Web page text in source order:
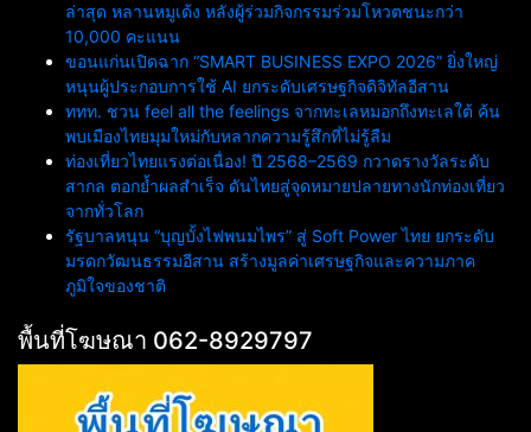
ล่าสุด หลานหมูเด้ง หลังผู้ร่วมกิจกรรมร่วมโหวตชนะกว่า
10,000 คะแนน
ขอนแก่นเปิดฉาก “SMART BUSINESS EXPO 2026” ยิ่งใหญ่
หนุนผู้ประกอบการใช้ AI ยกระดับเศรษฐกิจดิจิทัลอีสาน
ททท. ชวน feel all the feelings จากทะเลหมอกถึงทะเลใต้ ค้น
พบเมืองไทยมุมใหม่กับหลากความรู้สึกที่ไม่รู้ลืม
ท่องเที่ยวไทยแรงต่อเนื่อง! ปี 2568–2569 กวาดรางวัลระดับ
สากล ตอกย้ำผลสำเร็จ ดันไทยสู่จุดหมายปลายทางนักท่องเที่ยว
จากทั่วโลก
รัฐบาลหนุน “บุญบั้งไฟพนมไพร” สู่ Soft Power ไทย ยกระดับ
มรดกวัฒนธรรมอีสาน สร้างมูลค่าเศรษฐกิจและความภาค
ภูมิใจของชาติ
พื้นที่โฆษณา 062-8929797